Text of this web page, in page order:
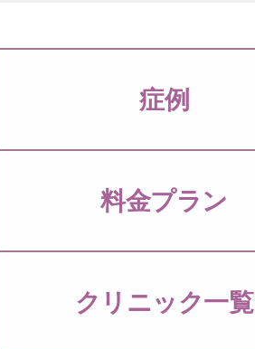
症例
料金プラン
クリニック一覧